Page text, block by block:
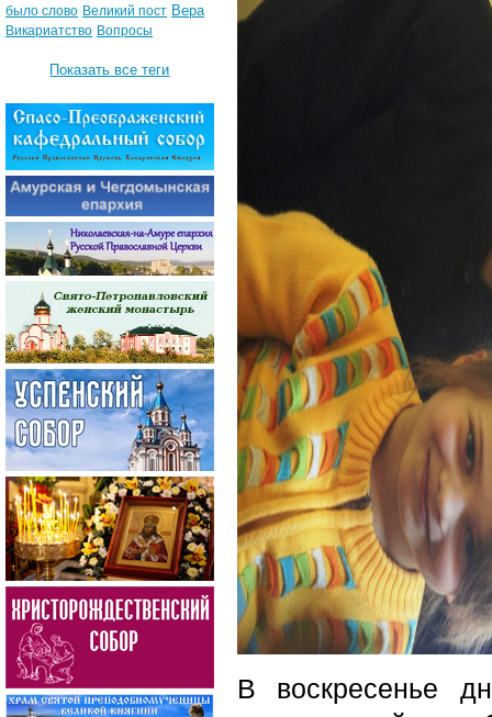
В воскресенье
было слово Великий пост Вера
Викариатство Вопросы
Показать все теги